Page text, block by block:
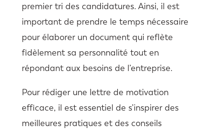
premier tri des candidatures. Ainsi, il est
important de prendre le temps nécessaire
pour élaborer un document qui reflète
fidèlement sa personnalité tout en
répondant aux besoins de l’entreprise.
Pour rédiger une lettre de motivation
efficace, il est essentiel de s’inspirer des
meilleures pratiques et des conseils